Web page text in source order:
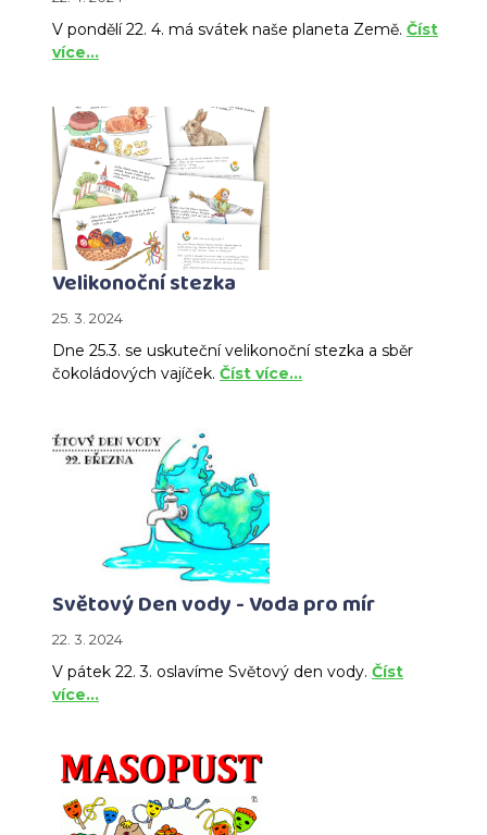
V pondělí 22. 4. má svátek naše planeta Země. Číst
více…
Velikonoční stezka
25. 3. 2024
Dne 25.3. se uskuteční velikonoční stezka a sběr
čokoládových vajíček. Číst více…
Světový Den vody - Voda pro mír
22. 3. 2024
V pátek 22. 3. oslavíme Světový den vody. Číst
více…